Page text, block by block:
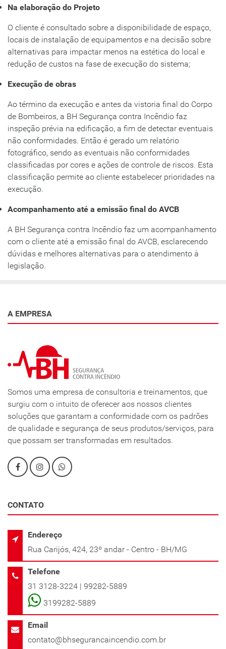
Na elaboração do Projeto
O cliente é consultado sobre a disponibilidade de espaço,
locais de instalação de equipamentos e na decisão sobre
alternativas para impactar menos na estética do local e
redução de custos na fase de execução do sistema;
Execução de obras
Ao término da execução e antes da vistoria final do Corpo
de Bombeiros, a BH Segurança contra Incêndio faz
inspeção prévia na edificação, a fim de detectar eventuais
não conformidades. Então é gerado um relatório
fotográfico, sendo as eventuais não conformidades
classificadas por cores e ações de controle de riscos. Esta
classificação permite ao cliente estabelecer prioridades na
execução.
Acompanhamento até a emissão final do AVCB
A BH Segurança contra Incêndio faz um acompanhamento
com o cliente até a emissão final do AVCB, esclarecendo
dúvidas e melhores alternativas para o atendimento à
legislação.
A EMPRESA
Somos uma empresa de consultoria e treinamentos, que
surgiu com o intuito de oferecer aos nossos clientes
soluções que garantam a conformidade com os padrões
de qualidade e segurança de seus produtos/serviços, para
que possam ser transformadas em resultados.
CONTATO
Endereço
Rua Carijós, 424, 23º andar - Centro - BH/MG
Telefone
31 3128-3224 | 99282-5889
3199282-5889
Email
contato@bhsegurancaincendio.com.br